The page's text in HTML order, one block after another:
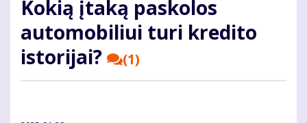
Kokią įtaką paskolos
automobiliui turi kredito
istorijai?
(1)